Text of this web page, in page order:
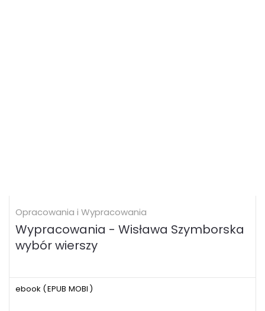
Opracowania i Wypracowania
Wypracowania - Wisława Szymborska
wybór wierszy
ebook (EPUB MOBI )